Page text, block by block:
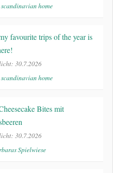
home
favourite trips of the year is
30.7.2026
home
Bites mit
30.7.2026
Spielwiese